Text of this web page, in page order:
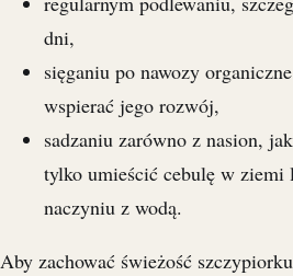
dni,
sięganiu po nawozy
wspierać jego rozwój,
sadzaniu zarówno z nasion,
tylko umieścić cebulę w ziemi
naczyniu z wodą.
Aby zachować świeżość